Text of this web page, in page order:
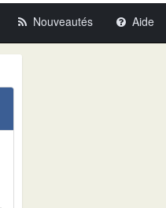
Nouveautés Aide